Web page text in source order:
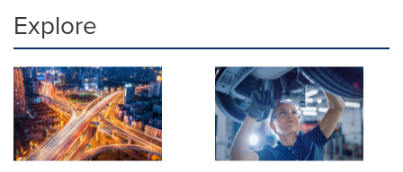
Explore